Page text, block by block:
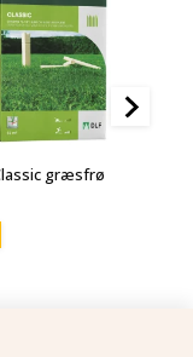
græsfrø